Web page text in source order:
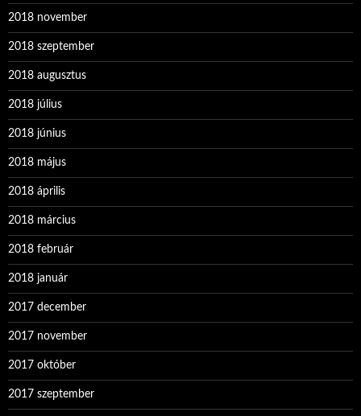
2018 november
2018 szeptember
2018 augusztus
2018 július
2018 június
2018 május
2018 április
2018 március
2018 február
2018 január
2017 december
2017 november
2017 október
2017 szeptember